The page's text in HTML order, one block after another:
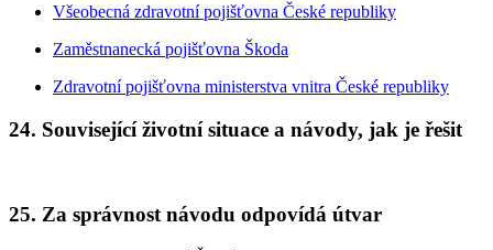
Všeobecná zdravotní pojišťovna České republiky
Zaměstnanecká pojišťovna Škoda
Zdravotní pojišťovna ministerstva vnitra České republiky
24. Související životní situace a návody, jak je řešit
25. Za správnost návodu odpovídá útvar